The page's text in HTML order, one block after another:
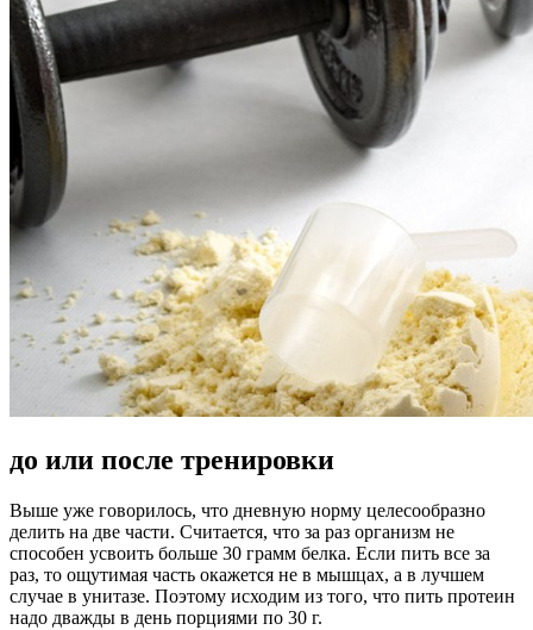
до или после тренировки
Выше уже говорилось, что дневную норму целесообразно
делить на две части. Считается, что за раз организм не
способен усвоить больше 30 грамм белка. Если пить все за
раз, то ощутимая часть окажется не в мышцах, а в лучшем
случае в унитазе. Поэтому исходим из того, что пить протеин
надо дважды в день порциями по 30 г.